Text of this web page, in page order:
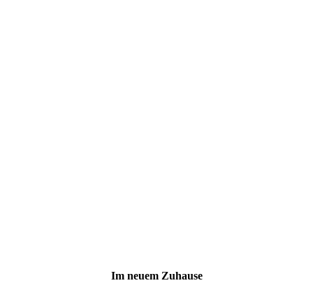
Im neuem Zuhause